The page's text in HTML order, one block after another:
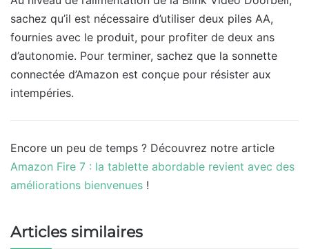
sachez qu’il est nécessaire d’utiliser deux piles AA,
fournies avec le produit, pour profiter de deux ans
d’autonomie. Pour terminer, sachez que la sonnette
connectée d’Amazon est conçue pour résister aux
intempéries.
Encore un peu de temps ? Découvrez notre article
Amazon Fire 7 : la tablette abordable revient avec des
améliorations bienvenues !
Articles similaires